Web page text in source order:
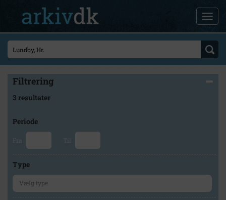
Filtrering
3 resultater
Periode
Fra Til
Type